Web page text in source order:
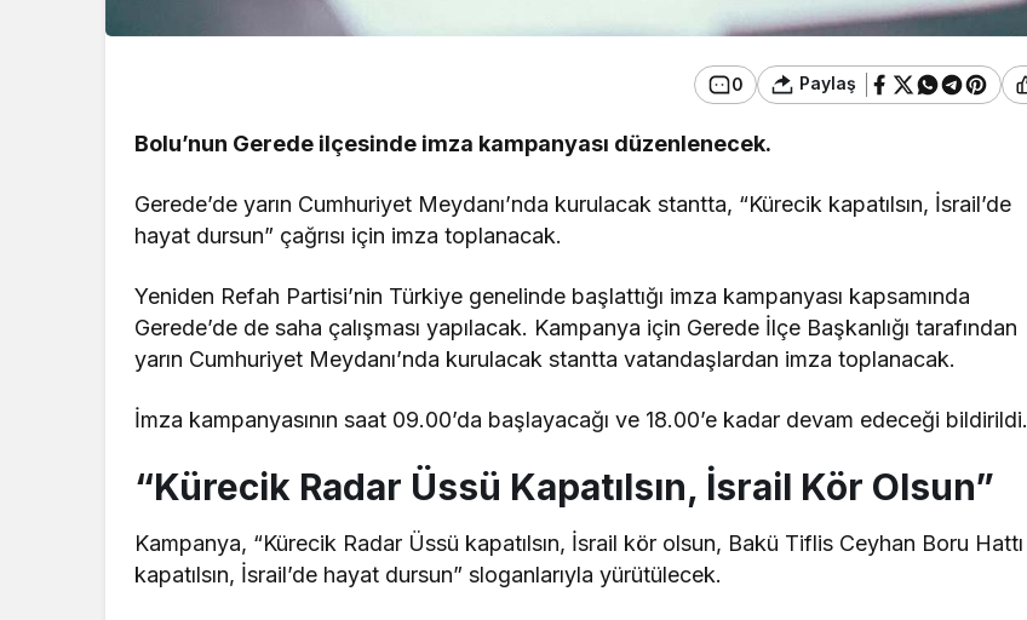
0 Paylaş
Bolu’nun Gerede ilçesinde imza kampanyası düzenlenecek.
Gerede’de yarın Cumhuriyet Meydanı’nda kurulacak stantta, “Kürecik kapatılsın, İsrail’de
hayat dursun” çağrısı için imza toplanacak.
Yeniden Refah Partisi’nin Türkiye genelinde başlattığı imza kampanyası kapsamında
Gerede’de de saha çalışması yapılacak. Kampanya için Gerede İlçe Başkanlığı tarafından
yarın Cumhuriyet Meydanı’nda kurulacak stantta vatandaşlardan imza toplanacak.
İmza kampanyasının saat 09.00’da başlayacağı ve 18.00’e kadar devam edeceği bildirildi.
“Kürecik Radar Üssü Kapatılsın, İsrail Kör Olsun”
Kampanya, “Kürecik Radar Üssü kapatılsın, İsrail kör olsun, Bakü Tiflis Ceyhan Boru Hattı
kapatılsın, İsrail’de hayat dursun” sloganlarıyla yürütülecek.